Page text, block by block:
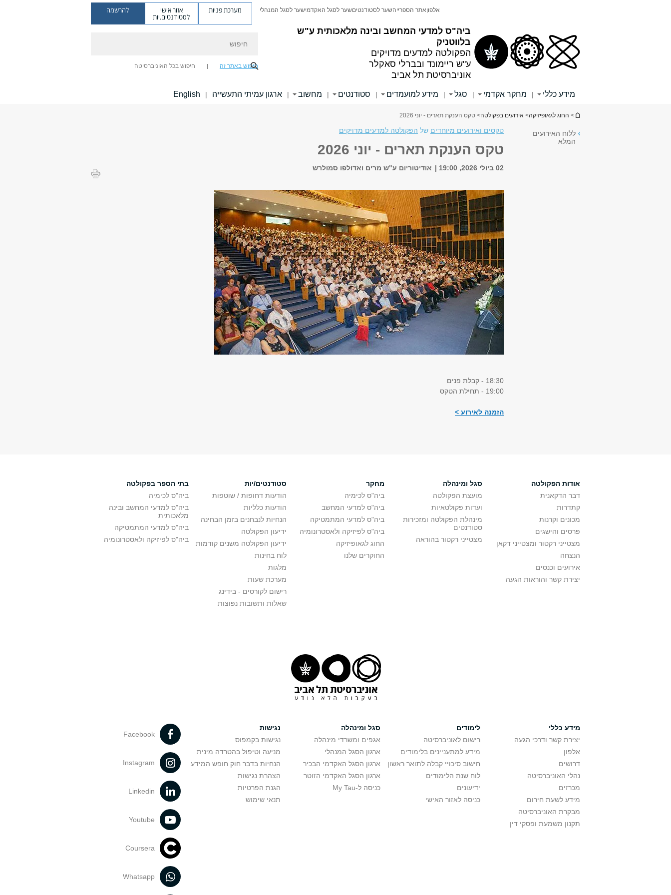
ביה"ס למדעי המחשב ובינה מלאכותית ע"ש
בלווטניק
הפקולטה למדעים מדויקים
ע"ש ריימונד ובברלי סאקלר
אוניברסיטת תל אביב
אלפוןאתר הספרייהשער לסטודנטיםשער לסגל האקדמישער לסגל המנהלי מערכת פניות אזור אישי
לסטודנטים.יות
להרשמה
חיפוש באתר זה חיפוש בכל האוניברסיטה
מידע כללי | מחקר אקדמי | סגל | מידע למועמדים | סטודנטים | מחשוב | ארגון עמיתי התעשייה |
English
הינך נמצא כאן
> החוג לגאופיזיקה> אירועים בפקולטה> טקס הענקת תארים - יוני 2026
ללוח האירועים
המלא
טקסים ואירועים מיוחדים של הפקולטה למדעים מדויקים
טקס הענקת תארים - יוני 2026
02 ביולי 2026, 19:00 אודיטוריום ע"ש מרים ואדולפו סמולרש
18:30 - קבלת פנים
19:00 - תחילת הטקס
הזמנה לאירוע >
אודות הפקולטה
דבר הדקאנית
קתדרות
מכונים וקרנות
פרסים והישגים
מצטייני רקטור ומצטייני דקאן
הנצחה
אירועים וכנסים
יצירת קשר והוראות הגעה
סגל ומינהלה
מועצת הפקולטה
ועדות פקולטאיות
מינהלת הפקולטה ומזכירות
סטודנטים
מצטייני רקטור בהוראה
מחקר
ביה"ס לכימיה
ביה"ס למדעי המחשב
ביה"ס למדעי המתמטיקה
ביה"ס לפיזיקה ולאסטרונומיה
החוג לגאופיזיקה
החוקרים שלנו
סטודנטים/יות
הודעות דחופות / שוטפות
הודעות כלליות
הנחיות לנבחנים בזמן הבחינה
ידיעון הפקולטה
ידיעון הפקולטה משנים קודמות
לוח בחינות
מלגות
מערכת שעות
רישום לקורסים - בידינג
שאלות ותשובות נפוצות
בתי הספר בפקולטה
ביה"ס לכימיה
ביה"ס למדעי המחשב ובינה
מלאכותית
ביה"ס למדעי המתמטיקה
ביה"ס לפיזיקה ולאסטרונומיה
מידע כללי
יצירת קשר ודרכי הגעה
אלפון
דרושים
נהלי האוניברסיטה
מכרזים
מידע לשעת חירום
מבקרת האוניברסיטה
תקנון משמעת ופסקי דין
לימודים
רישום לאוניברסיטה
מידע למתעניינים בלימודים
חישוב סיכויי קבלה לתואר ראשון
לוח שנת הלימודים
ידיעונים
כניסה לאזור האישי
סגל ומינהלה
אגפים ומשרדי מינהלה
ארגון הסגל המנהלי
ארגון הסגל האקדמי הבכיר
ארגון הסגל האקדמי הזוטר
כניסה ל-My Tau
נגישות
נגישות בקמפוס
מניעה וטיפול בהטרדה מינית
הנחיות בדבר חוק חופש המידע
הצהרת נגישות
הגנת הפרטיות
תנאי שימוש
Facebook
Instagram
Linkedin
Youtube
Coursera
Whatsapp